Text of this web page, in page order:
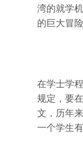
湾的就学
的巨大冒险
在学士学
规定，要
文，历年
一个学生